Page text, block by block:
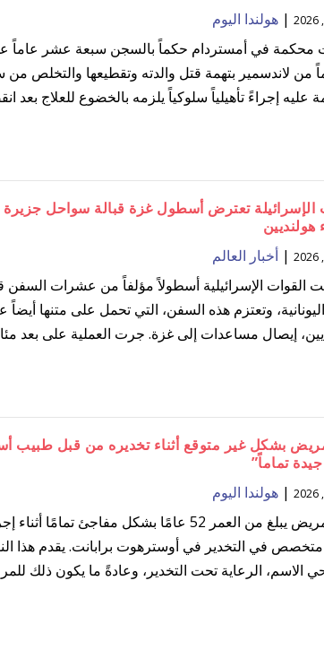
|هولندا اليوم
محكمة في أمستردام حكماً بالسجن سبعة عشر عاماً
من لاندسمير بتهمة قتل والدته وتقطيعها والتخلص
عليه إجراءً تأهيلياً سلوكياً يلزمه بالخضوع للعلاج بعد
الإسرائيلة تعترض أسطول غزة قبالة سواحل
|أخبار العالم
القوات الإسرائيلية أسطولاً مؤلفاً من عشرات السفن
وتعتزم هذه السفن، التي تحمل على متنها
إيصال مساعدات إلى غزة. جرت العملية على بعد
بشكل غير متوقع أثناء تخديره من قبل طبيب
تماماً”
|هولندا اليوم
توفي مريض يبلغ من العمر 52 عامًا بشكل مفاجئ
في التخدير في أوسترهوت برابانت. يقدم هذا
الاسم، الرعاية تحت التخدير، وعادةً ما يكون ذلك